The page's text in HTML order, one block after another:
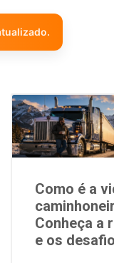
Como é a
Conheça a
e os